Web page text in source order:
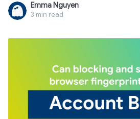
dispositivo sin ser detectados ni
web. Entonces, ¿cómo funciona un
Emma Nguyen
3 min read